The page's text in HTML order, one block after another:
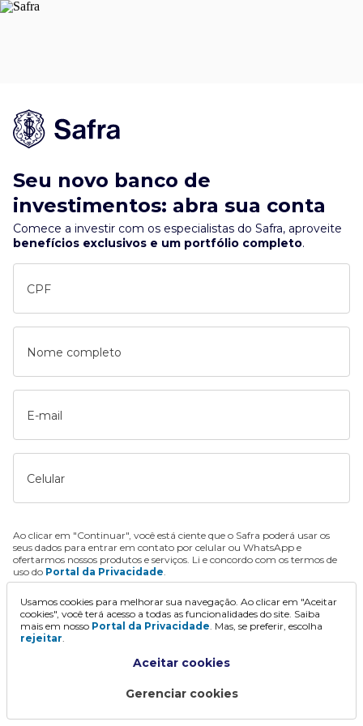
Seu novo banco de
investimentos: abra sua conta
Comece a investir com os especialistas do Safra, aproveite
benefícios exclusivos e um portfólio completo.
CPF
Nome completo
E-mail
Celular
Ao clicar em "Continuar", você está ciente que o Safra poderá usar os
seus dados para entrar em contato por celular ou WhatsApp e
ofertarmos nossos produtos e serviços. Li e concordo com os termos de
uso do Portal da Privacidade.
Continuar
Usamos cookies para melhorar sua navegação. Ao clicar em "Aceitar
cookies", você terá acesso a todas as funcionalidades do site. Saiba
mais em nosso Portal da Privacidade. Mas, se preferir, escolha
rejeitar.
Aceitar cookies
Gerenciar cookies